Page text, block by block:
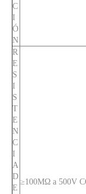
C
I
Ó
N
R
E
S
I
S
T
E
N
C
I
A
D
E
≥100MΩ a 500V